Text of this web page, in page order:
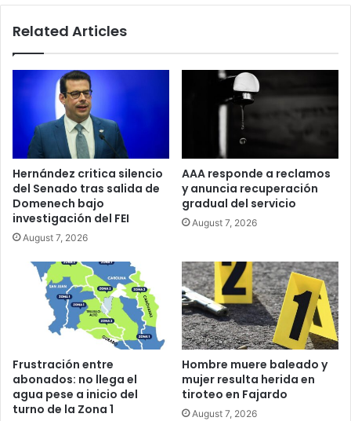
Related Articles
Hernández critica silencio
del Senado tras salida de
Domenech bajo
investigación del FEI
August 7, 2026
AAA responde a reclamos
y anuncia recuperación
gradual del servicio
August 7, 2026
Frustración entre
abonados: no llega el
agua pese a inicio del
turno de la Zona 1
Hombre muere baleado y
mujer resulta herida en
tiroteo en Fajardo
August 7, 2026